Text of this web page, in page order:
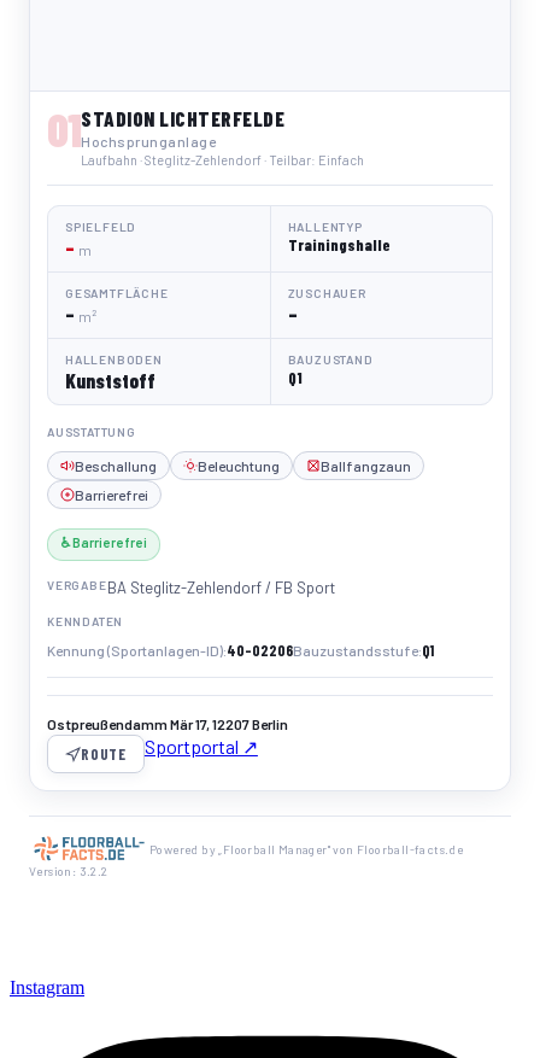
01STADION LICHTERFELDE
Hochsprunganlage
Laufbahn · Steglitz-Zehlendorf · Teilbar: Einfach
SPIELFELD
– m
HALLENTYP
Trainingshalle
GESAMTFLÄCHE
– m²
ZUSCHAUER
–
HALLENBODEN
Kunststoff
BAUZUSTAND
Q1
AUSSTATTUNG
Beschallung Beleuchtung
Ballfangzaun
Barrierefrei
♿ Barrierefrei
VERGABEBA Steglitz-Zehlendorf / FB Sport
KENNDATEN
Kennung (Sportanlagen-ID) 40-02206Bauzustandsstufe Q1
Ostpreußendamm Mär 17, 12207 Berlin
ROUTE Sportportal ↗
Powered by „Floorball Manager" von Floorball-facts.de
Version: 3.2.2
Instagram